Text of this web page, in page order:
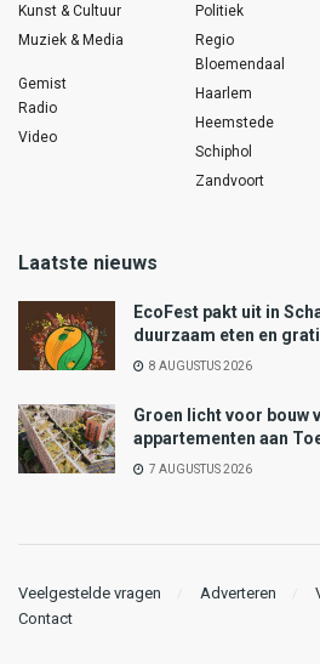
Kunst & Cultuur
Muziek & Media
Gemist
Radio
Video
Politiek
Regio
Bloemendaal
Haarlem
Heemstede
Schiphol
Zandvoort
Laatste nieuws
EcoFest pakt uit in
duurzaam eten en
8 AUGUSTUS 2026
Groen licht voor bouw
appartementen aan
7 AUGUSTUS 2026
Veelgestelde vragen Adverteren
Contact